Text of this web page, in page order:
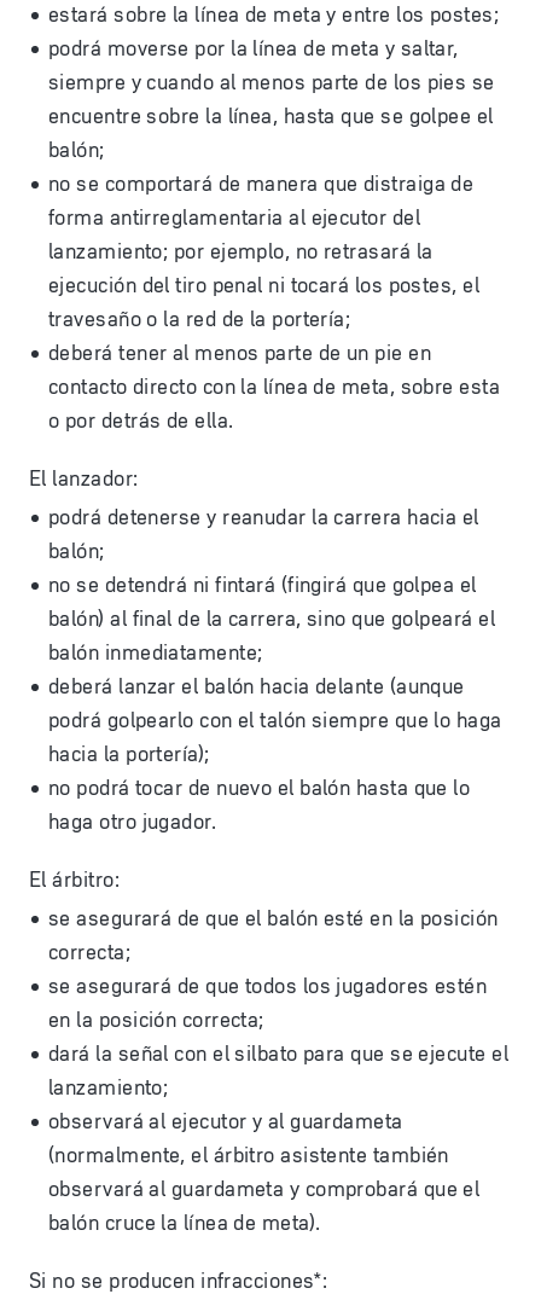
estará sobre la línea de meta y entre los postes;
podrá moverse por la línea de meta y saltar,
siempre y cuando al menos parte de los pies se
encuentre sobre la línea, hasta que se golpee el
balón;
no se comportará de manera que distraiga de
forma antirreglamentaria al ejecutor del
lanzamiento; por ejemplo, no retrasará la
ejecución del tiro penal ni tocará los postes, el
travesaño o la red de la portería;
deberá tener al menos parte de un pie en
contacto directo con la línea de meta, sobre esta
o por detrás de ella.
El lanzador:
podrá detenerse y reanudar la carrera hacia el
balón;
no se detendrá ni fintará (fingirá que golpea el
balón) al final de la carrera, sino que golpeará el
balón inmediatamente;
deberá lanzar el balón hacia delante (aunque
podrá golpearlo con el talón siempre que lo haga
hacia la portería);
no podrá tocar de nuevo el balón hasta que lo
haga otro jugador.
El árbitro:
se asegurará de que el balón esté en la posición
correcta;
se asegurará de que todos los jugadores estén
en la posición correcta;
dará la señal con el silbato para que se ejecute el
lanzamiento;
observará al ejecutor y al guardameta
(normalmente, el árbitro asistente también
observará al guardameta y comprobará que el
balón cruce la línea de meta).
Si no se producen infracciones*: